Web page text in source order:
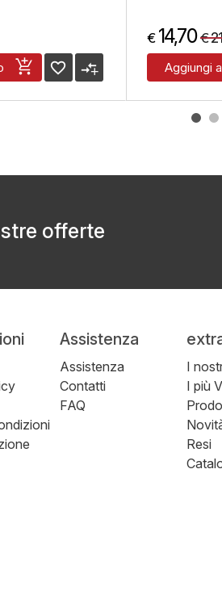
favorite_border compare_arrows
€ 14,70 €
Aggiungi
offerte
Assistenza
Assistenza
Contatti
FAQ
I
I più
Resi